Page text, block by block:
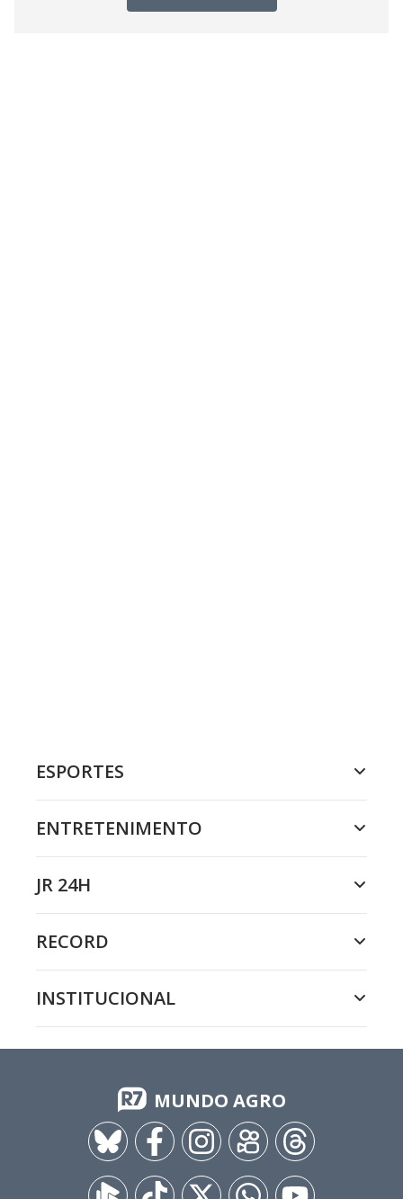
ESPORTES
ENTRETENIMENTO
JR 24H
RECORD
INSTITUCIONAL
MUNDO AGRO